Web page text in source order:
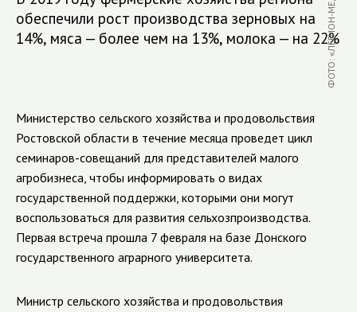
обеспечили рост производства зерновых на
14%, мяса — более чем на 13%, молока — на 22%
ФОТО: «ЛЕГИОН-МЕДИА»
Министерство сельского хозяйства и продовольствия
Ростовской области в течение месяца проведет цикл
семинаров-совещаний для представителей малого
агробизнеса, чтобы информировать о видах
государственной поддержки, которыми они могут
воспользоваться для развития сельхозпроизводства.
Первая встреча прошла 7 февраля на базе Донского
государственного аграрного университета.
Министр сельского хозяйства и продовольствия